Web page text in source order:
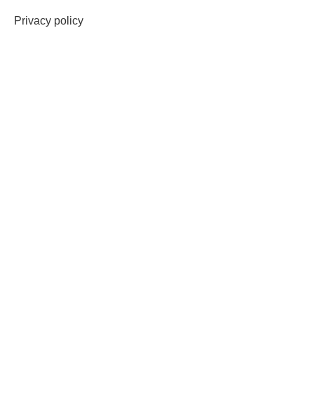
Privacy policy